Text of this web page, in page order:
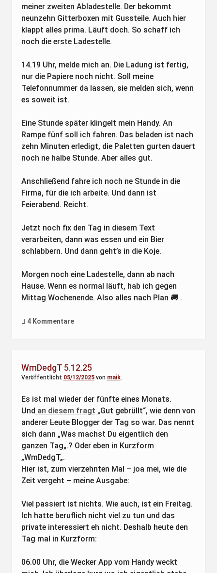
meiner zweiten Abladestelle. Der bekommt
neunzehn Gitterboxen mit Gussteile. Auch hier
klappt alles prima. Läuft doch. So schaff ich
noch die erste Ladestelle.
14.19 Uhr, melde mich an. Die Ladung ist fertig,
nur die Papiere noch nicht. Soll meine
Telefonnummer da lassen, sie melden sich, wenn
es soweit ist.
Eine Stunde später klingelt mein Handy. An
Rampe fünf soll ich fahren. Das beladen ist nach
zehn Minuten erledigt, die Paletten gurten dauert
noch ne halbe Stunde. Aber alles gut.
Anschließend fahre ich noch ne Stunde in die
Firma, für die ich arbeite. Und dann ist
Feierabend. Reicht.
Jetzt noch fix den Tag in diesem Text
verarbeiten, dann was essen und ein Bier
schlabbern. Und dann geht’s in die Koje.
Morgen noch eine Ladestelle, dann ab nach
Hause. Wenn es normal läuft, hab ich gegen
Mittag Wochenende. Also alles nach Plan 🚚 .
4 Kommentare
WmDedgT 5.12.25
Veröffentlicht 05/12/2025von maik.
Es ist mal wieder der fünfte eines Monats.
Und an diesem fragt „Gut gebrüllt“, wie denn von
andererLeuteBlogger der Tag so war. Das nennt
sich dann „Was machst Du eigentlich den
ganzen Tag„.? Oder eben in Kurzform
„WmDedgT„.
Hier ist, zum vierzehnten Mal – joa mei, wie die
Zeit vergeht – meine Ausgabe:
Viel passiert ist nichts. Wie auch, ist ein Freitag.
Ich hatte beruflich nicht viel zu tun und das
private interessiert eh nicht. Deshalb heute den
Tag mal in Kurzform:
06.00 Uhr, die Wecker App vom Handy weckt